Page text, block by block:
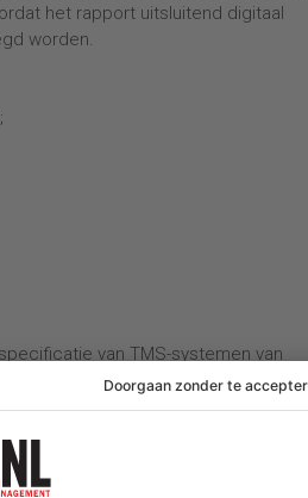
het rapport uitsluitend digitaal
worden.
van TMS-systemen van